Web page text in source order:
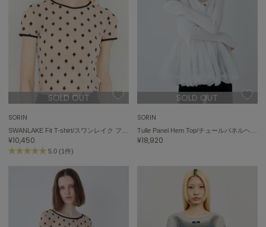
SOLD OUT
SORIN
¥10,450
5.0 (1件)
SOLD OUT
SORIN
Tulle Panel Hem Top/チュールパネルヘムトップ
¥18,920